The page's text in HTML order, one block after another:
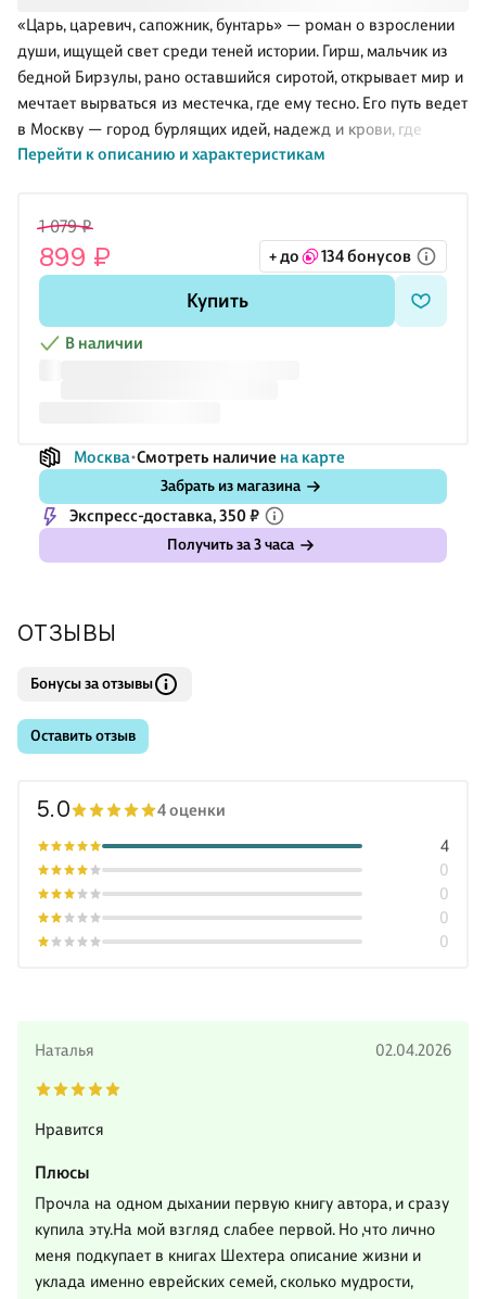
«Царь, царевич, сапожник, бунтарь» — роман о взрослении
души, ищущей свет среди теней истории. Гирш, мальчик из
бедной Бирзулы, рано оставшийся сиротой, открывает мир и
мечтает вырваться из местечка, где ему тесно. Его путь ведет
в Москву — город бурлящих идей, надежд и крови, где
рушится старый порядок и рождается новый, не менее
насилия отрезвляет Гирша.
Среди шумных улиц и революционной сумятицы он пытается
сохранить главное — способность думать, сомневаться и
любить.
постичь пр
Перейти к описанию и характеристикам
1 079 ₽
899 ₽ + до 134 бонусов
Купить
В наличии
Москва Смотреть наличие на карте
Забрать из магазина
Экспресс-доставка, 350 ₽
Получить за 3 часа
ОТЗЫВЫ
Бонусы за отзывы
Оставить отзыв
5.0 4 оценки
0
0
0
0
4
Наталья 02.04.2026
Нравится️
Плюсы
Прочла на одном дыхании первую книгу автора, и сразу
купила эту.На мой взгляд слабее первой. Но ,что лично
меня подкупает в книгах Шехтера описание жизни и
уклада именно еврейских семей, сколько мудрости,